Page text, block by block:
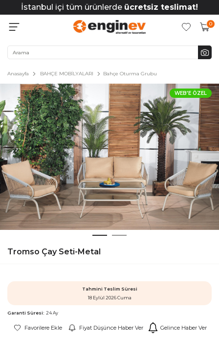
İstanbul içi tüm ürünlerde ücretsiz teslimat!
0
Anasayfa BAHÇE MOBİLYALARI Bahçe Oturma Grubu
WEB'E ÖZEL
Tromso Çay Seti-Metal
Tahmini Teslim Süresi
18 Eylül 2026 Cuma
Garanti Süresi: 24 Ay
Favorilere Ekle Fiyat Düşünce Haber Ver Gelince Haber Ver